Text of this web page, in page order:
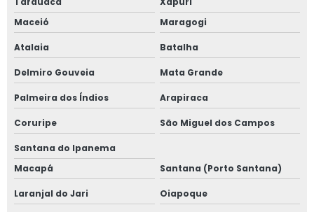
Maceió
Maragogi
Atalaia Batalha
Delmiro Gouveia Mata Grande
Palmeira dos Índios Arapiraca
Coruripe São Miguel dos Campos
Santana do Ipanema
Macapá
Santana (Porto Santana)
Laranjal do Jari Oiapoque